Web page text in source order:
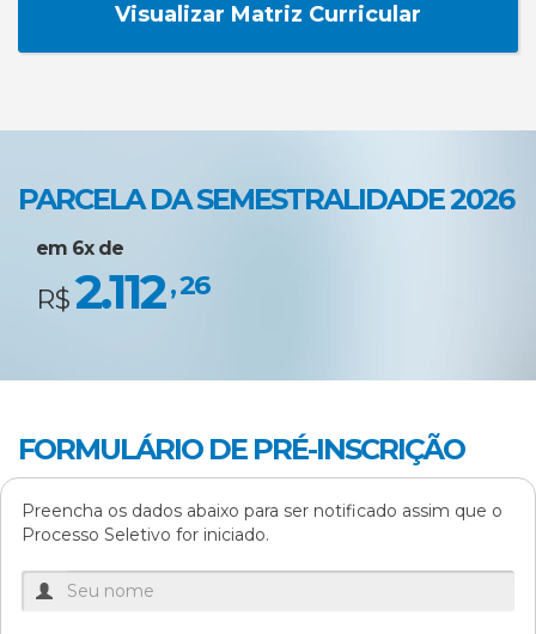
Helio Angotti Neto
Michela Direne Penitente
Saulo Hoffmann Prates
Visualizar Matriz Curricular
PARCELA DA SEMESTRALIDADE 2026
em 6x de
R$2.112, 26
FORMULÁRIO DE PRÉ-INSCRIÇÃO
Preencha os dados abaixo para ser notificado assim que o
Processo Seletivo for iniciado.